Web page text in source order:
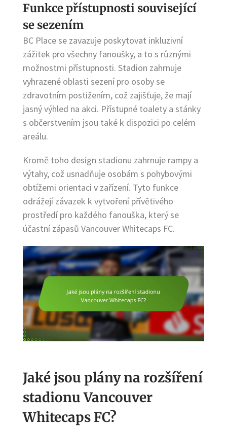
Funkce přístupnosti související
se sezením
BC Place se zavazuje poskytovat inkluzivní
zážitek pro všechny fanoušky, a to s různými
možnostmi přístupnosti. Stadion zahrnuje
vyhrazené oblasti sezení pro osoby se
zdravotním postižením, což zajišťuje, že mají
jasný výhled na akci. Přístupné toalety a stánky
s občerstvením jsou také k dispozici po celém
areálu.
Kromě toho design stadionu zahrnuje rampy a
výtahy, což usnadňuje osobám s pohybovými
obtížemi orientaci v zařízení. Tyto funkce
odrážejí závazek k vytvoření přívětivého
prostředí pro každého fanouška, který se
účastní zápasů Vancouver Whitecaps FC.
Jaké jsou plány na rozšíření
stadionu Vancouver
Whitecaps FC?